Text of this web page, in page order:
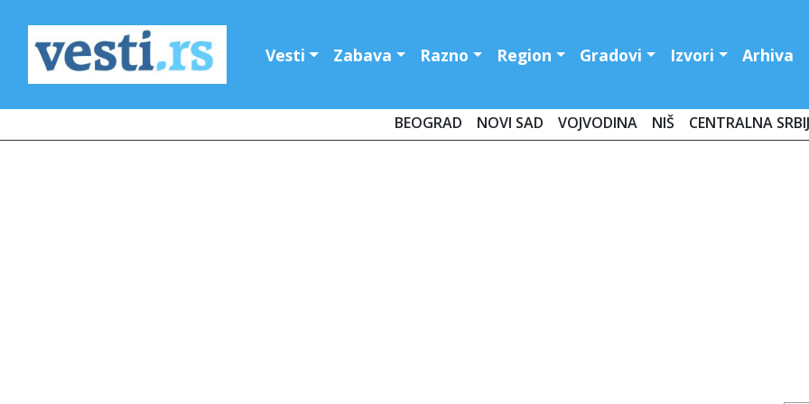
Vesti Zabava Razno Region Gradovi Izvori Arhiva
BEOGRAD NOVI SAD VOJVODINA NIŠ CENTRALNA